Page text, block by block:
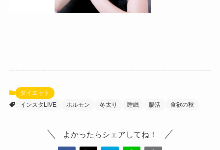
ダイエット
インスタLIVE
ホルモン 冬太り 睡眠 腸活 食欲の秋
よかったらシェアしてね！